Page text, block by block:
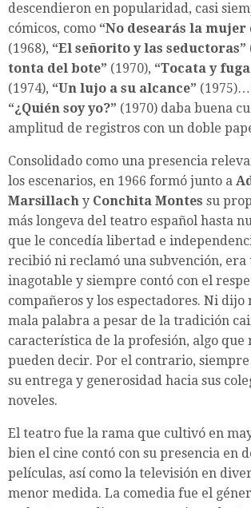
descendieron en popularidad, casi
cómicos, como “No desearás la
(1968), “El señorito y las seductoras”
tonta del bote” (1970), “Tocata y
(1974), “Un lujo a su alcance”
“¿Quién soy yo?” (1970) daba buena
amplitud de registros con un doble
Consolidado como una presencia
los escenarios, en 1966 formó junto a
Marsillach y Conchita Montes su
más longeva del teatro español hasta
que le concedía libertad e
recibió ni reclamó una subvención,
inagotable y siempre contó con el
compañeros y los espectadores. Ni dijo
mala palabra a pesar de la tradición
característica de la profesión, algo que
pueden decir. Por el contrario, siempre
su entrega y generosidad hacia sus
noveles.
El teatro fue la rama que cultivó en
bien el cine contó con su presencia en
películas, así como la televisión en
menor medida. La comedia fue el